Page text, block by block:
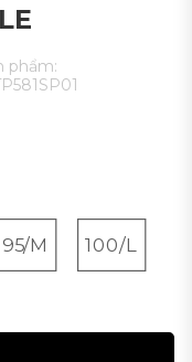
phẩm:
95/M 100/L